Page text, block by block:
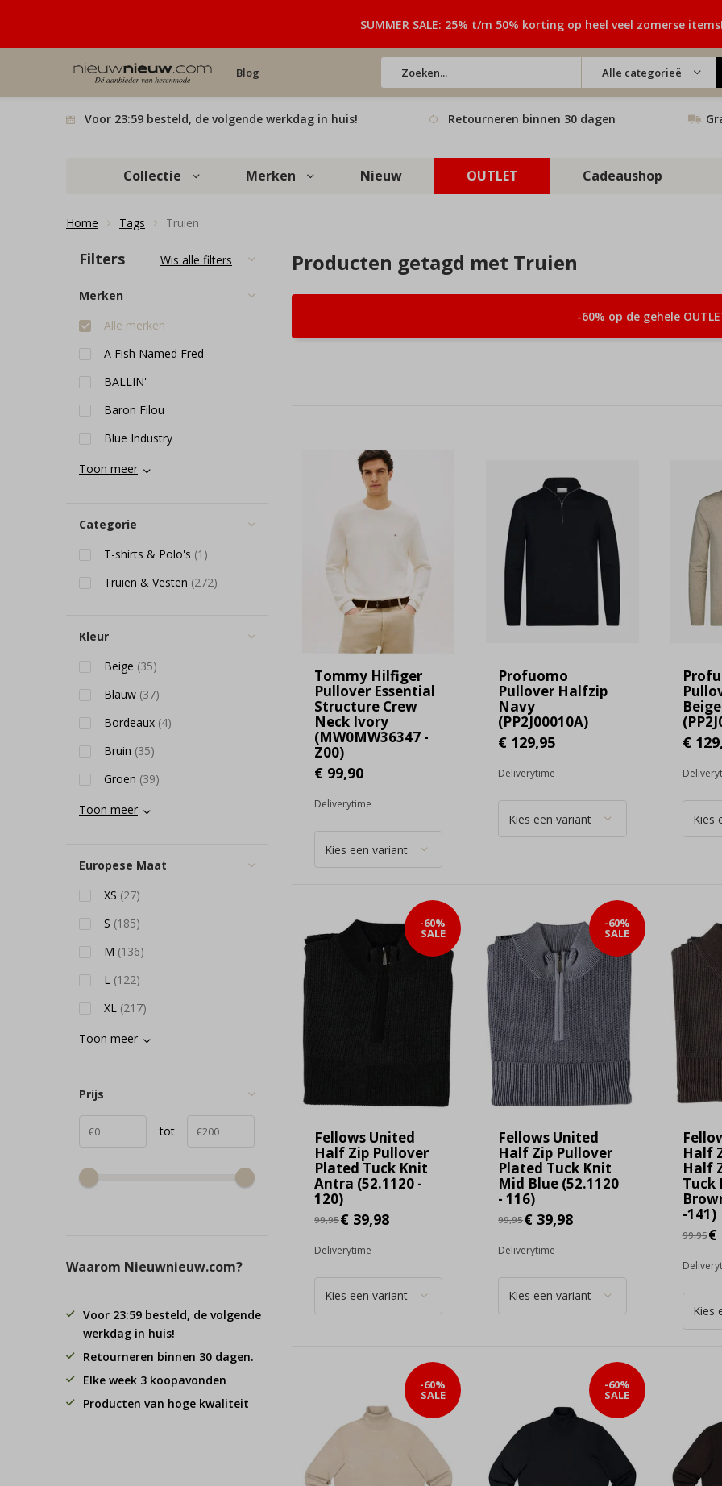
Blog Alle categorieën
SUMMER SALE: 25% t/m 50% korting op heel veel zomerse items!
Voor 23:59 besteld, de volgende werkdag in huis! Retourneren binnen 30 dagen
Collectie Merken Nieuw OUTLET Cadeaushop
Home Tags Truien
Producten getagd met Truien
-60% op de gehele
Tommy Hilfiger
Pullover Essential
Structure Crew
Neck Ivory
(MW0MW36347 -
Z00)
€ 99,90
Deliverytime
Profuomo
Pullover Halfzip
Navy
(PP2J00010A)
€ 129,95
Deliverytime
Beige
€
Fellows United
Half Zip Pullover
Plated Tuck Knit
Antra (52.1120 -
120)
-60%
SALE
99,95€ 39,98
Deliverytime
Fellows United
Half Zip Pullover
Plated Tuck Knit
Mid Blue (52.1120
- 116)
-60%
SALE
99,95€ 39,98
Deliverytime
Half
Half
Tuck
-141)
99,95€
-60%
SALE
-60%
SALE
Filters Wis alle filters
Merken
Alle merken
A Fish Named Fred
BALLIN'
Baron Filou
Blue Industry
Toon meer
Categorie
T-shirts & Polo's (1)
Truien & Vesten (272)
Kleur
Beige (35)
Blauw (37)
Bordeaux (4)
Bruin (35)
Groen (39)
Toon meer
Europese Maat
XS (27)
S (185)
M (136)
L (122)
XL (217)
Toon meer
Prijs
tot
Waarom Nieuwnieuw.com?
Voor 23:59 besteld, de volgende
werkdag in huis!
Retourneren binnen 30 dagen.
Elke week 3 koopavonden
Producten van hoge kwaliteit